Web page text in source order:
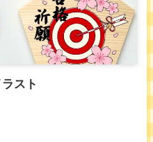
スト